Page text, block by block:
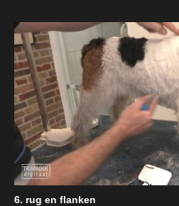
6. rug en flanken